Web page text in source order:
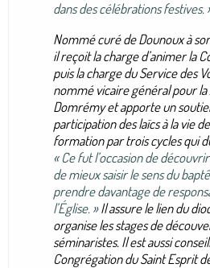
dans des célébrations festives.
Nommé curé de Dounoux à
il reçoit la charge d’animer la
puis la charge du Service des
nommé vicaire général pour la
Domrémy et apporte un
participation des laïcs à la vie
formation par trois cycles qui
« Ce fut l’occasion de
de mieux saisir le sens du
prendre davantage de
l’Église. »Il assure le lien du
organise les stages de
séminaristes. Il est aussi
Congrégation du Saint Esprit